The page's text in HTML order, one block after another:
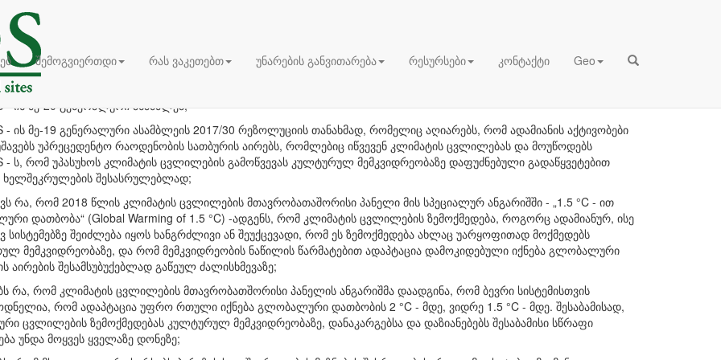
შემოგვიერთდი რას ვაკეთებთ უნარების განვითარება რესურსები კონტაქტი Geo
მდგომარეობა
მე-20 გენერალური ასამბლეა/15 - კულტურული
და კლიმატის საგანგებო მდგომარეობა
- ის მე-20 გენერალური ასამბლეა,
- ის მე-19 გენერალური ასამბლეის 2017/30 რეზოლუციის თანახმად, რომელიც აღიარებს, რომ ადამიანის აქტივობები
უპრეცედენტო რაოდენობის სათბურის აირებს, რომლებიც იწვევენ კლიმატის ცვლილებას და მოუწოდებს
- ს, რომ უპასუხოს კლიმატის ცვლილების გამოწვევას კულტურულ მემკვიდრეობაზე დაფუძნებული გადაწყვეტებით
ხელშეკრულების შესასრულებლად;
რა, რომ 2018 წლის კლიმატის ცვლილების მთავრობათაშორისი პანელი მის სპეციალურ ანგარიშში - „1.5 °C - ით
დათბობა“ (Global Warming of 1.5 °C) -ადგენს, რომ კლიმატის ცვლილების ზემოქმედება, როგორც ადამიანურ, ისე
სისტემებზე შეიძლება იყოს ხანგრძლივი ან შეუქცევადი, რომ ეს ზემოქმედება ახლაც უარყოფითად მოქმედებს
მემკვიდრეობაზე, და რომ მემკვიდრეობის ნაწილის წარმატებით ადაპტაცია დამოკიდებული იქნება გლობალური
აირების შესამსუბუქებლად გაწეულ ძალისხმევაზე;
რა, რომ კლიმატის ცვლილების მთავრობათშორისი პანელის ანგარიშმა დაადგინა, რომ ბევრი სისტემისთვის
რომ ადაპტაცია უფრო რთული იქნება გლობალური დათბობის 2 °C - მდე, ვიდრე 1.5 °C - მდე. შესაბამისად,
ცვლილების ზემოქმედებას კულტურულ მემკვიდრეობაზე, დანაკარგებსა და დაზიანებებს შესაბამისი სწრაფი
უნდა მოყვეს ყველაზე დონეზე;